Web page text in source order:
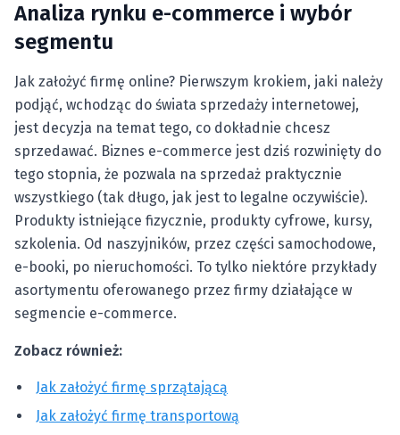
Analiza rynku e-commerce i wybór
segmentu
Jak założyć firmę online? Pierwszym krokiem, jaki należy
podjąć, wchodząc do świata sprzedaży internetowej,
jest decyzja na temat tego, co dokładnie chcesz
sprzedawać. Biznes e-commerce jest dziś rozwinięty do
tego stopnia, że pozwala na sprzedaż praktycznie
wszystkiego (tak długo, jak jest to legalne oczywiście).
Produkty istniejące fizycznie, produkty cyfrowe, kursy,
szkolenia. Od naszyjników, przez części samochodowe,
e-booki, po nieruchomości. To tylko niektóre przykłady
asortymentu oferowanego przez firmy działające w
segmencie e-commerce.
Zobacz również:
Jak założyć firmę sprzątającą
Jak założyć firmę transportową